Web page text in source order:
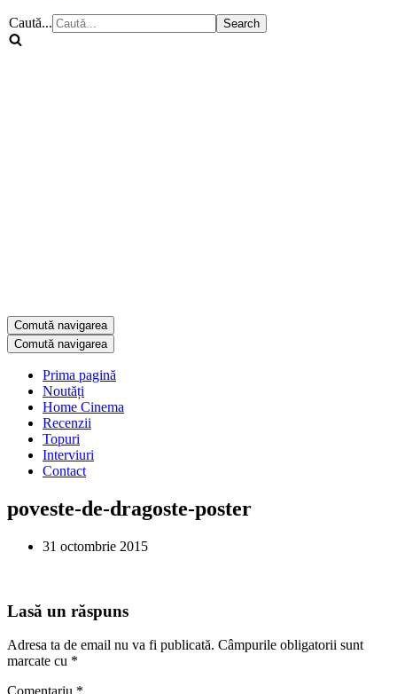
Caută...
Comută navigarea
Comută navigarea
Prima pagină
Noutăți
Home Cinema
Recenzii
Topuri
Interviuri
Contact
poveste-de-dragoste-poster
31 octombrie 2015
Lasă un răspuns
Adresa ta de email nu va fi publicată. Câmpurile obligatorii sunt
marcate cu *